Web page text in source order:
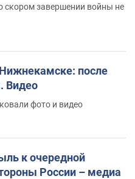
скором завершении войны не
после
Видео
фото и видео
к очередной
России – медиа